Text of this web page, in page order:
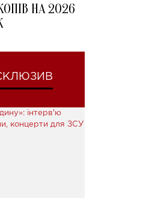
НА 2026